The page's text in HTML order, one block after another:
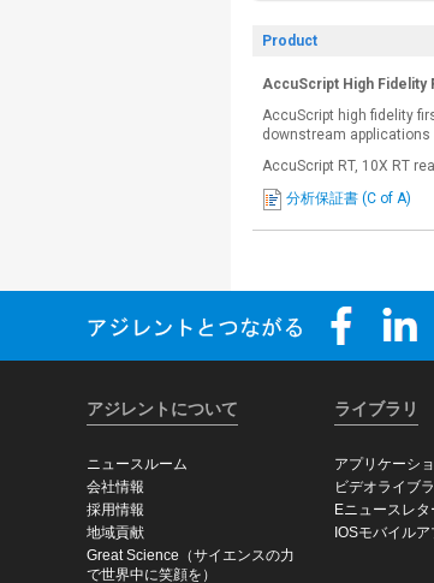
Product
AccuScript High Fidelity
AccuScript high fidelity
downstream applications
AccuScript RT, 10X RT
分析保証書 (C of A)
アジレントについて
ニュースルーム
会社情報
採用情報
地域貢献
Great Science（サイエンスの力
で世界中に笑顔を）
ライブラリ
アプリケーシ
ビデオライブ
Eニュースレタ
IOSモバイル